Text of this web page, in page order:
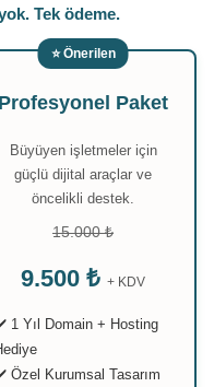
Tek ödeme.
⭐ Önerilen
Profesyonel Paket
Büyüyen işletmeler için
güçlü dijital araçlar ve
öncelikli destek.
15.000 ₺
9.500 ₺ + KDV
1 Yıl Domain + Hosting
Özel Kurumsal Tasarım